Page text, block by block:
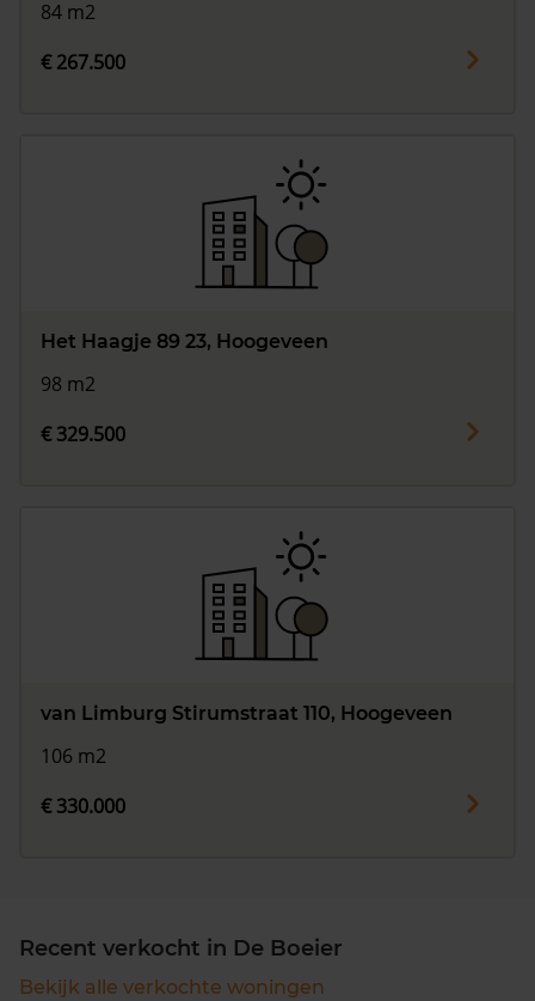
84 m2
€ 267.500
Het Haagje 89 23, Hoogeveen
98 m2
€ 329.500
van Limburg Stirumstraat 110, Hoogeveen
106 m2
€ 330.000
Recent verkocht in De Boeier
Bekijk alle verkochte woningen